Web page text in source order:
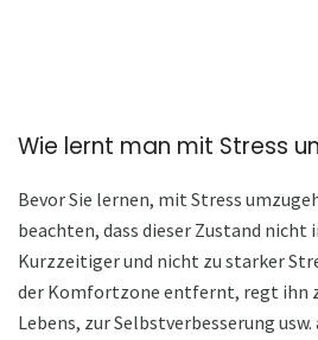
Wie lernt man mit Stress
Bevor Sie lernen, mit Stress
beachten, dass dieser Zustand nicht
Kurzzeitiger und nicht zu starker
der Komfortzone entfernt, regt ihn
Lebens, zur Selbstverbesserung